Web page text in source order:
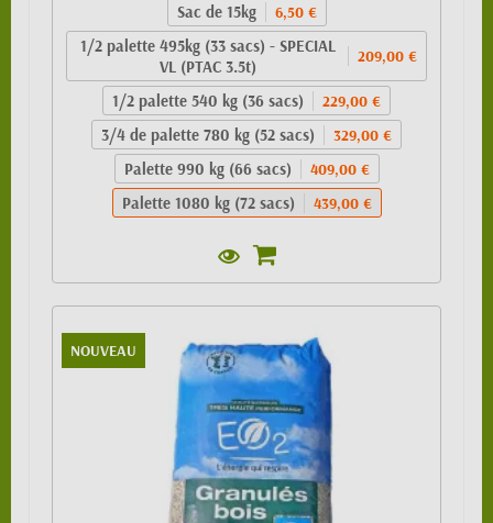
Sac de 15kg 6,50 €
1/2 palette 495kg (33 sacs) - SPECIAL
VL (PTAC 3.5t)
209,00 €
1/2 palette 540 kg (36 sacs) 229,00 €
3/4 de palette 780 kg (52 sacs) 329,00 €
Palette 990 kg (66 sacs) 409,00 €
Palette 1080 kg (72 sacs) 439,00 €
NOUVEAU